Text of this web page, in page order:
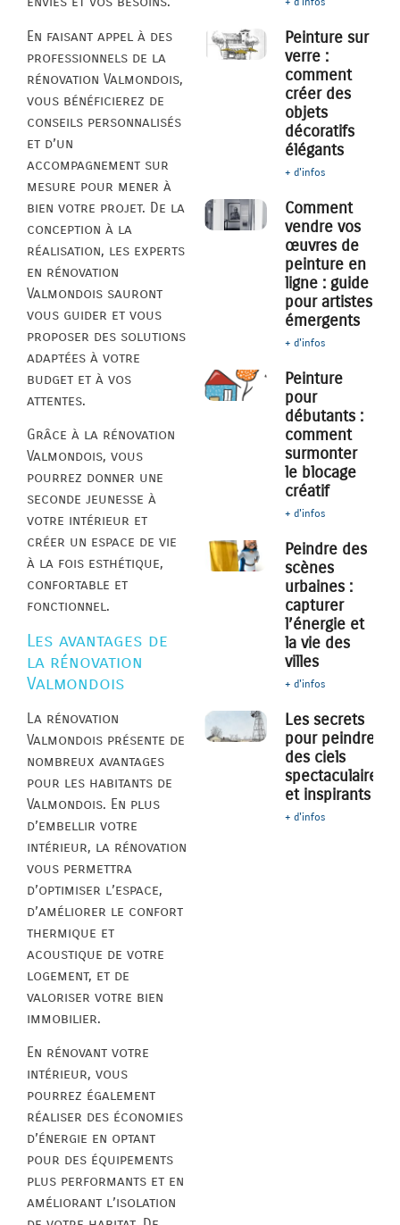
En faisant appel à des
professionnels de la
rénovation Valmondois,
vous bénéficierez de
conseils personnalisés
et d’un
accompagnement sur
mesure pour mener à
bien votre projet. De la
conception à la
réalisation, les experts
en rénovation
Valmondois sauront
vous guider et vous
proposer des solutions
adaptées à votre
budget et à vos
attentes.
Grâce à la rénovation
Valmondois, vous
pourrez donner une
seconde jeunesse à
votre intérieur et
créer un espace de vie
à la fois esthétique,
confortable et
fonctionnel.
Les avantages de
la rénovation
Valmondois
La rénovation
Valmondois présente de
nombreux avantages
pour les habitants de
Valmondois. En plus
d’embellir votre
intérieur, la rénovation
vous permettra
d’optimiser l’espace,
d’améliorer le confort
thermique et
acoustique de votre
logement, et de
valoriser votre bien
immobilier.
En rénovant votre
intérieur, vous
pourrez également
réaliser des économies
d’énergie en optant
pour des équipements
plus performants et en
améliorant l’isolation
Peinture sur
verre :
comment
créer des
objets
décoratifs
élégants
+ d'infos
Comment
vendre vos
œuvres de
peinture en
ligne : guide
pour artistes
émergents
+ d'infos
Peinture
pour
débutants :
comment
surmonter
le blocage
créatif
+ d'infos
Peindre des
scènes
urbaines :
capturer
l’énergie et
la vie des
villes
+ d'infos
Les secrets
pour peindre
des ciels
spectaculaires
et inspirants
+ d'infos